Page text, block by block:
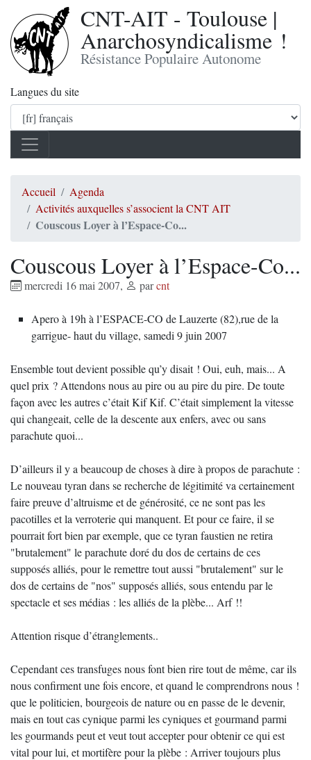
CNT-AIT - Toulouse |
Anarchosyndicalisme !
Résistance Populaire Autonome
Langues du site
Accueil
Agenda
Activités auxquelles s’associent la CNT AIT
Couscous Loyer à l’Espace-Co...
Couscous Loyer à l’Espace-Co...
mercredi 16 mai 2007, parcnt
Apero à 19h à l’ESPACE-CO de Lauzerte (82),rue de la
garrigue- haut du village, samedi 9 juin 2007
Ensemble tout devient possible qu’y disait ! Oui, euh, mais... A
quel prix ? Attendons nous au pire ou au pire du pire. De toute
façon avec les autres c’était Kif Kif. C’était simplement la vitesse
qui changeait, celle de la descente aux enfers, avec ou sans
parachute quoi...
D’ailleurs il y a beaucoup de choses à dire à propos de parachute :
Le nouveau tyran dans se recherche de légitimité va certainement
faire preuve d’altruisme et de générosité, ce ne sont pas les
pacotilles et la verroterie qui manquent. Et pour ce faire, il se
pourrait fort bien par exemple, que ce tyran faustien ne retira
"brutalement" le parachute doré du dos de certains de ces
supposés alliés, pour le remettre tout aussi "brutalement" sur le
dos de certains de "nos" supposés alliés, sous entendu par le
spectacle et ses médias : les alliés de la plèbe... Arf !!
Attention risque d’étranglements..
Cependant ces transfuges nous font bien rire tout de même, car ils
nous confirment une fois encore, et quand le comprendrons nous !
que le politicien, bourgeois de nature ou en passe de le devenir,
mais en tout cas cynique parmi les cyniques et gourmand parmi
les gourmands peut et veut tout accepter pour obtenir ce qui est
vital pour lui, et mortifère pour la plèbe : Arriver toujours plus